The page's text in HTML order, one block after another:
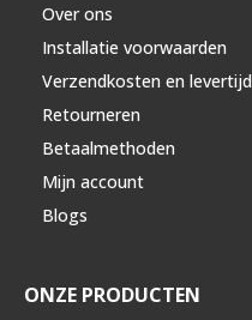
Over ons
Installatie voorwaarden
Verzendkosten en levertijd
Retourneren
Betaalmethoden
Mijn account
Blogs
ONZE PRODUCTEN